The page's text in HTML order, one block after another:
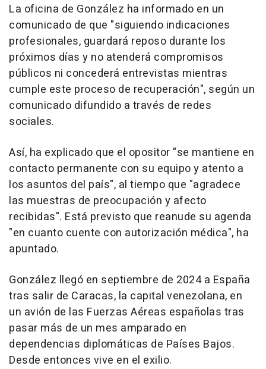
La oficina de González ha informado en un
comunicado de que "siguiendo indicaciones
profesionales, guardará reposo durante los
próximos días y no atenderá compromisos
públicos ni concederá entrevistas mientras
cumple este proceso de recuperación", según un
comunicado difundido a través de redes
sociales.
Así, ha explicado que el opositor "se mantiene en
contacto permanente con su equipo y atento a
los asuntos del país", al tiempo que "agradece
las muestras de preocupación y afecto
recibidas". Está previsto que reanude su agenda
"en cuanto cuente con autorización médica", ha
apuntado.
González llegó en septiembre de 2024 a España
tras salir de Caracas, la capital venezolana, en
un avión de las Fuerzas Aéreas españolas tras
pasar más de un mes amparado en
dependencias diplomáticas de Países Bajos.
Desde entonces vive en el exilio.